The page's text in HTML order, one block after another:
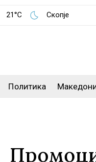
21°C Скопје
Политика